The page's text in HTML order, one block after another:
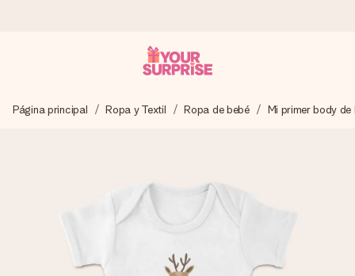
Preparamos tu regalo con cuidado y lo enviamos al vuelo,
4,5 (basado en +15.000 opiniones)
Página principal Ropa y Textil Ropa de bebé Mi primer body de